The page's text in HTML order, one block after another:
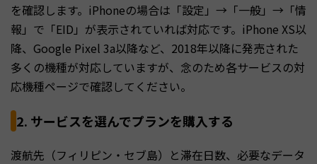
を確認します。iPhoneの場合は「設定」→「一般」→「情
報」で「EID」が表示されていれば対応です。iPhone XS以
降、Google Pixel 3a以降など、2018年以降に発売された
多くの機種が対応していますが、念のため各サービスの対
応機種ページで確認してください。
2. サービスを選んでプランを購入する
渡航先（フィリピン・セブ島）と滞在日数、必要なデータ